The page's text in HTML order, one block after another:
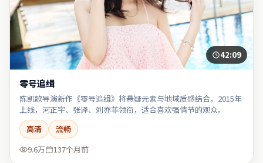
42:09
零号追缉
陈凯歌导演新作《零号追缉》将悬疑元素与地域质感结合，2015年
上线，河正宇、张译、刘亦菲领衔，适合喜欢强情节的观众。
高清
流畅
9.6万
137个月前